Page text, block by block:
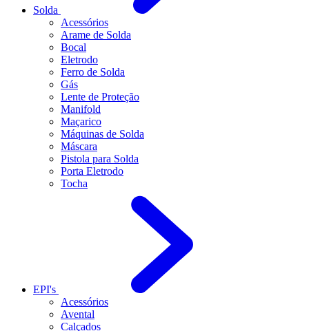
Solda
Acessórios
Arame de Solda
Bocal
Eletrodo
Ferro de Solda
Gás
Lente de Proteção
Manifold
Maçarico
Máquinas de Solda
Máscara
Pistola para Solda
Porta Eletrodo
Tocha
EPI's
Acessórios
Avental
Calçados